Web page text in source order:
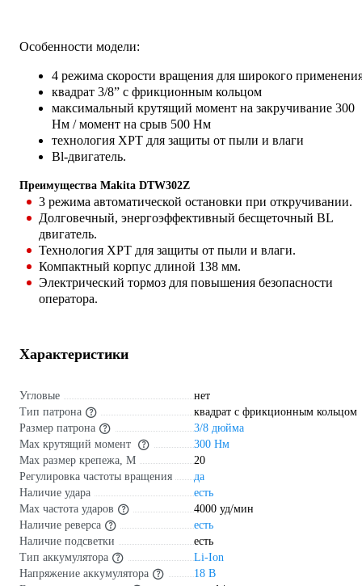
Особенности модели:
4 режима скорости вращения для широкого
квадрат 3/8” с фрикционным кольцом
максимальный крутящий момент на закручивание 300
Нм / момент на срыв 500 Нм
технология XPT для защиты от пыли и влаги
Вl-двигатель.
Преимущества Makita DTW302Z
3 режима автоматической остановки при откручивании.
Долговечный, энергоэффективный бесщеточный BL
двигатель.
Технология XPT для защиты от пыли и влаги.
Компактный корпус длиной 138 мм.
Электрический тормоз для повышения безопасности
оператора.
Характеристики
Угловые
нет
Тип патрона
квадрат с фрикционным кольцом
Размер патрона
3/8 дюйма
Max крутящий момент
300 Нм
Max размер крепежа, М
20
Регулировка частоты вращения
да
Наличие удара
есть
Мах частота ударов
4000 уд/мин
Наличие реверса
есть
Наличие подсветки
есть
Тип аккумулятора
Li-Ion
Напряжение аккумулятора
18 В